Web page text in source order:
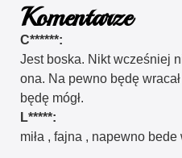
Komentarze
C******:
Jest boska. Nikt wcześniej
ona. Na pewno będę
będę mógł.
L*****:
miła , fajna , napewno bede